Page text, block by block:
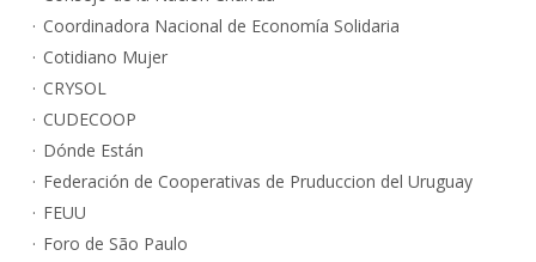
Coordinadora Nacional de Economía Solidaria
Cotidiano Mujer
CRYSOL
CUDECOOP
Dónde Están
Federación de Cooperativas de Pruduccion del Uruguay
FEUU
Foro de São Paulo